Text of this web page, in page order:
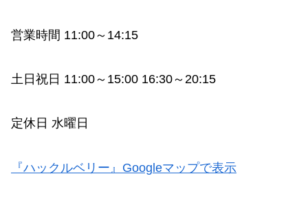
営業時間 11:00～14:15
土日祝日 11:00～15:00 16:30～20:15
定休日 水曜日
『ハックルベリー』Googleマップで表示